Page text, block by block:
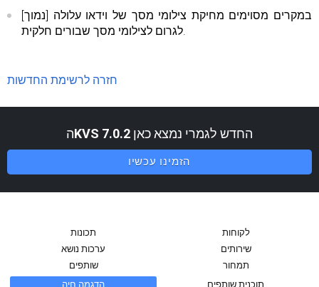
[נמוך] במקרים מסוימים מחיקת צילומי מסך של וידאו עלולה
לגרום לצילומי מסך שבורים חלקית.
חזרה לרשימת החדשות
הKVS 7.0.2 החדש לגמרי נמצא כאן
הזמינו עכשיו
תכונות
לקוחות
ערכות נושא
שירותים
שותפים
תמחור
הדגמה חיה
תוכנית שותפים